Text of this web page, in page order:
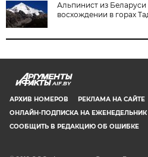
Альпинист из
восхождении в горах
AIF.BY
АРХИВ НОМЕРОВ РЕКЛАМА НА САЙТЕ
ОНЛАЙН-ПОДПИСКА НА
СООБЩИТЬ В РЕДАКЦИЮ ОБ ОШИБКЕ